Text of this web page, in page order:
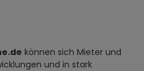
können sich Mieter und
und in stark